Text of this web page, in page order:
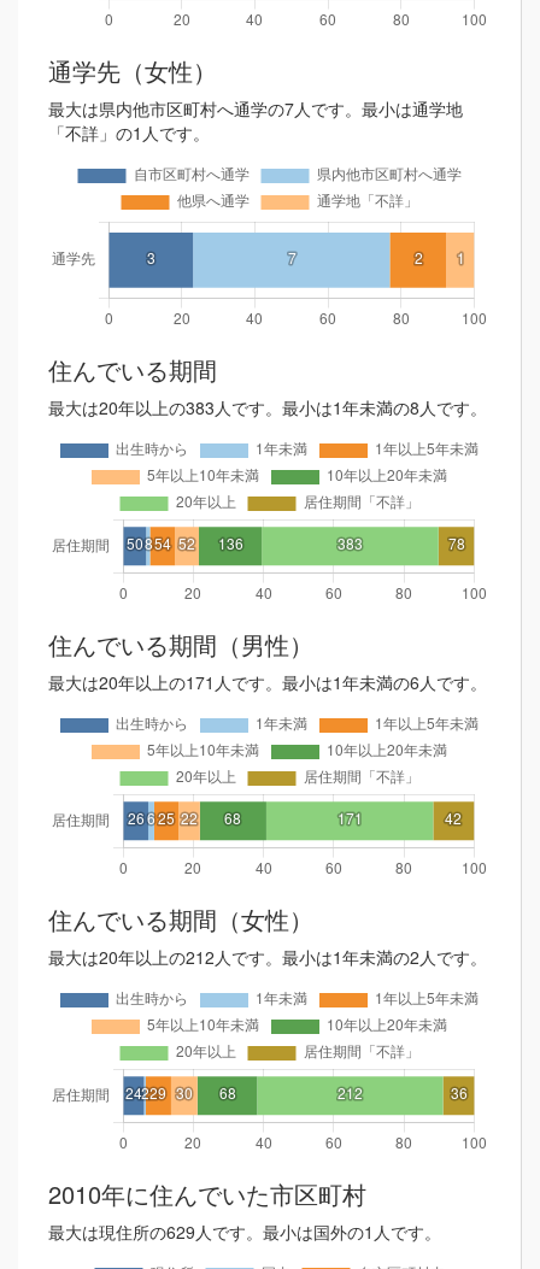
通学先（女性）
最大は県内他市区町村へ通学の7人です。最小は通学地
「不詳」の1人です。
住んでいる期間
最大は20年以上の383人です。最小は1年未満の8人です。
住んでいる期間（男性）
最大は20年以上の171人です。最小は1年未満の6人です。
住んでいる期間（女性）
最大は20年以上の212人です。最小は1年未満の2人です。
2010年に住んでいた市区町村
最大は現住所の629人です。最小は国外の1人です。